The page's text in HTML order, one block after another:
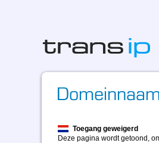
Toegang geweigerd
Deze pagina wordt getoond,